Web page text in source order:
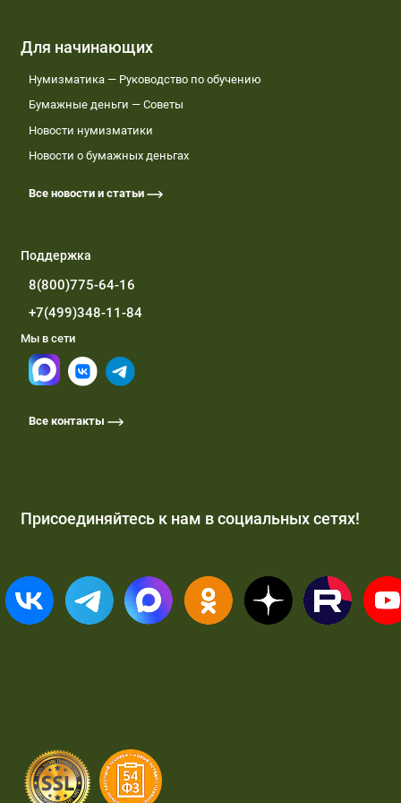
Для начинающих
Нумизматика — Руководство по обучению
Бумажные деньги — Советы
Новости нумизматики
Новости о бумажных деньгах
Все новости и статьи
Поддержка
8(800)775-64-16
+7(499)348-11-84
Мы в сети
Все контакты
Присоединяйтесь к нам в социальных сетях!